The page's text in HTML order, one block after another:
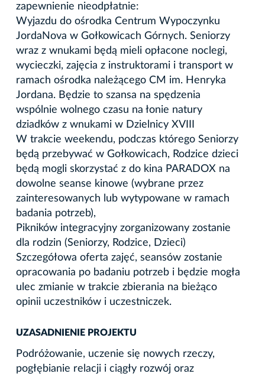
zapewnienie nieodpłatnie:
Wyjazdu do ośrodka Centrum Wypoczynku
JordaNova w Gołkowicach Górnych. Seniorzy
wraz z wnukami będą mieli opłacone noclegi,
wycieczki, zajęcia z instruktorami i transport w
ramach ośrodka należącego CM im. Henryka
Jordana. Będzie to szansa na spędzenia
wspólnie wolnego czasu na łonie natury
dziadków z wnukami w Dzielnicy XVIII
W trakcie weekendu, podczas którego Seniorzy
będą przebywać w Gołkowicach, Rodzice dzieci
będą mogli skorzystać z do kina PARADOX na
dowolne seanse kinowe (wybrane przez
zainteresowanych lub wytypowane w ramach
badania potrzeb),
Pikników integracyjny zorganizowany zostanie
dla rodzin (Seniorzy, Rodzice, Dzieci)
Szczegółowa oferta zajęć, seansów zostanie
opracowania po badaniu potrzeb i będzie mogła
ulec zmianie w trakcie zbierania na bieżąco
opinii uczestników i uczestniczek.
UZASADNIENIE PROJEKTU
Podróżowanie, uczenie się nowych rzeczy,
pogłębianie relacji i ciągły rozwój oraz